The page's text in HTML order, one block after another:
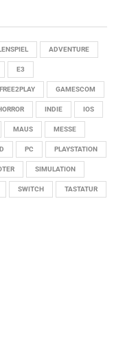
ADVENTURE
E3
FREE2PLAY GAMESCOM
INDIE IOS
MAUS MESSE
PC PLAYSTATION
SIMULATION
SWITCH TASTATUR